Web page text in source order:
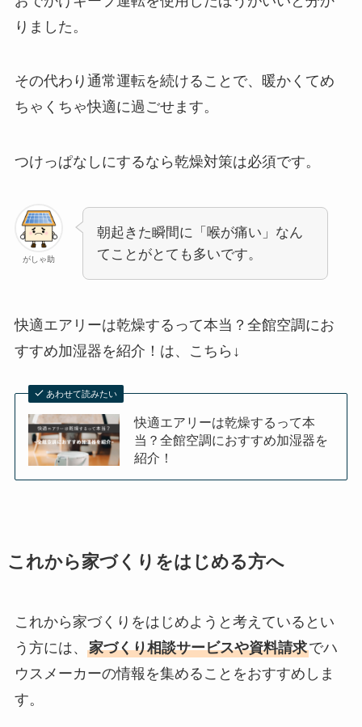
りました。
その代わり通常運転を続けることで、暖かくてめ
ちゃくちゃ快適に過ごせます。
つけっぱなしにするなら乾燥対策は必須です。
がしゃ助
朝起きた瞬間に「喉が痛い」なん
てことがとても多いです。
快適エアリーは乾燥するって本当？全館空調にお
すすめ加湿器を紹介！は、
こちら↓
あわせて読みたい
快適エアリーは乾燥するって本
当？全館空調におすすめ加湿器を
紹介！
これから家づくりをはじめる方へ
これから家づくりをはじめようと考えているとい
う方には、 家づくり相談サービスや資料請求でハ
ウスメーカーの情報を集めることをおすすめしま
す。